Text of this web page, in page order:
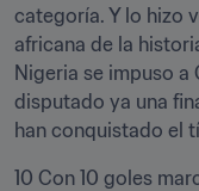
categoría. Y lo hizo
africana de la
Nigeria se impuso a
disputado ya una
han conquistado el
10 Con 10 goles